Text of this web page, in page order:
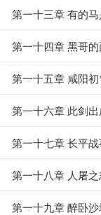
第一十三章 有的
第一十四章 黑哥
第一十五章 咸阳初
第一十六章 此剑
第一十七章 长平
第一十八章 人屠
第一十九章 醉卧